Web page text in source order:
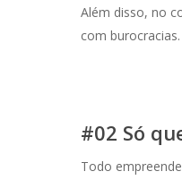
Além disso, no
com burocracias.
#02 Só
Todo